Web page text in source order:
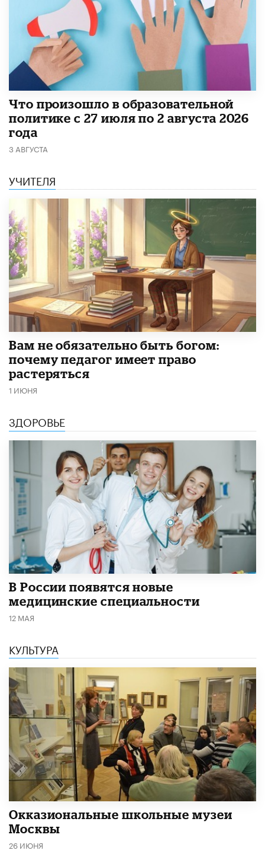
​Что произошло в образовательной
политике с 27 июля по 2 августа 2026
года
3 АВГУСТА
УЧИТЕЛЯ
​Вам не обязательно быть богом:
почему педагог имеет право
растеряться
1 ИЮНЯ
ЗДОРОВЬЕ
В России появятся новые
медицинские специальности
12 МАЯ
КУЛЬТУРА
​Окказиональные школьные музеи
Москвы
26 ИЮНЯ